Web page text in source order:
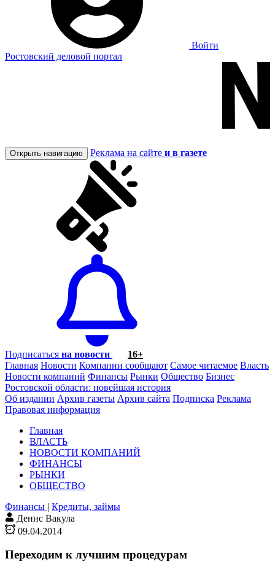
Войти
Ростовский деловой портал
Открыть навигацию Реклама на сайте и в газете
Подписаться на новости
16+
Главная Новости Компании сообщают Самое читаемое Власть
Новости компаний Финансы Рынки Общество Бизнес
Ростовской области: новейшая история
Об издании Архив газеты Архив сайта Подписка Реклама
Правовая информация
Главная
ВЛАСТЬ
НОВОСТИ КОМПАНИЙ
ФИНАНСЫ
РЫНКИ
ОБЩЕСТВО
Финансы | Кредиты, займы
Денис Вакула
09.04.2014
Переходим к лучшим процедурам